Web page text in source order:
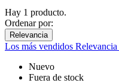
Hay 1 producto.
Ordenar por:
Relevancia
Los más vendidos Relevancia
Nuevo
Fuera de stock